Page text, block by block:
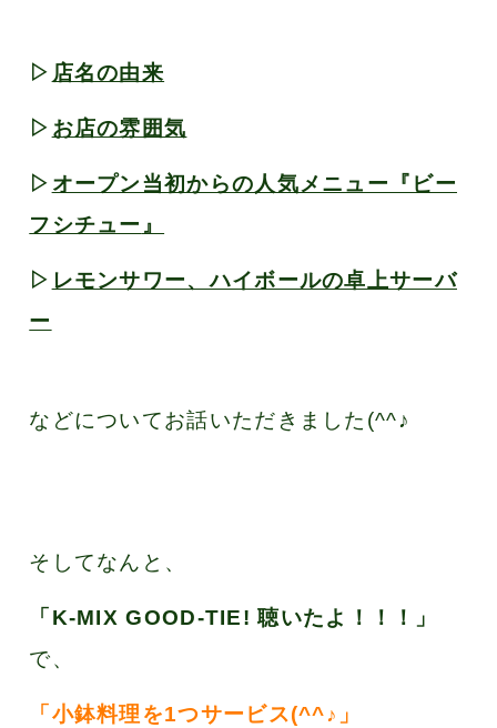
▷ 店名の由来
▷ お店の雰囲気
▷ オープン当初からの人気メニュー『ビー
フシチュー 』
▷ レモンサワー、ハイボールの卓上サーバ
ー
などについてお話いただきました(^^♪
そしてなんと、
「K-MIX GOOD-TIE! 聴いたよ！！！」
で、
「小鉢料理を1つサービス(^^♪」